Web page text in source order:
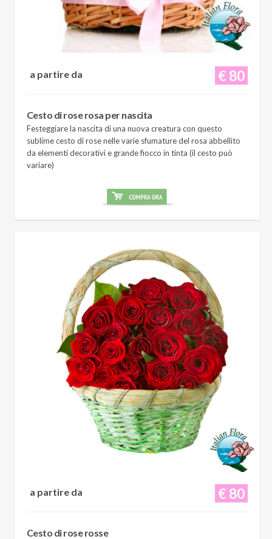
€ 80
a partire da
Cesto di rose rosa per nascita
Festeggiare la nascita di una nuova creatura con questo
sublime cesto di rose nelle varie sfumature del rosa abbellito
da elementi decorativi e grande fiocco in tinta (il cesto può
variare)
€ 80
a partire da
Cesto di rose rosse